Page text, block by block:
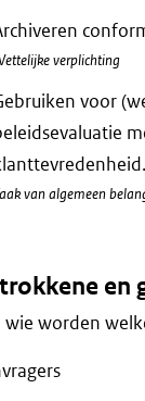
verplichting
voor
van algemeen
en
wie worden